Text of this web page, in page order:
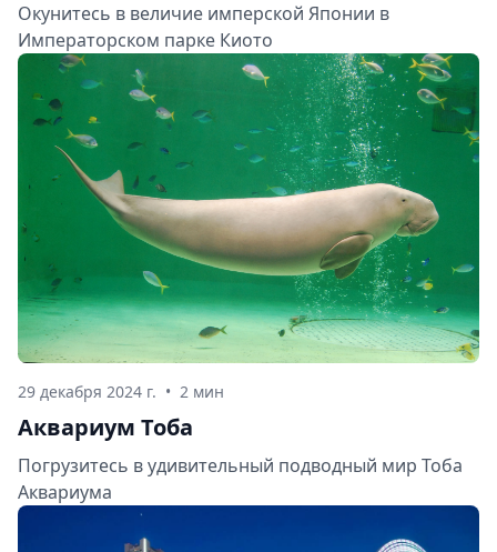
Окунитесь в величие имперской Японии в
Императорском парке Киото
29 декабря 2024 г. • 2 мин
Аквариум Тоба
Погрузитесь в удивительный подводный мир Тоба
Аквариума